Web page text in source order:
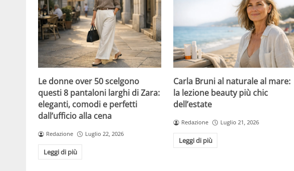
Le donne over 50 scelgono
questi 8 pantaloni larghi di Zara:
eleganti, comodi e perfetti
dall’ufficio alla cena
Redazione Luglio 22, 2026
Leggi di più
Carla Bruni al naturale al mare:
la lezione beauty più chic
dell’estate
Redazione Luglio 21, 2026
Leggi di più